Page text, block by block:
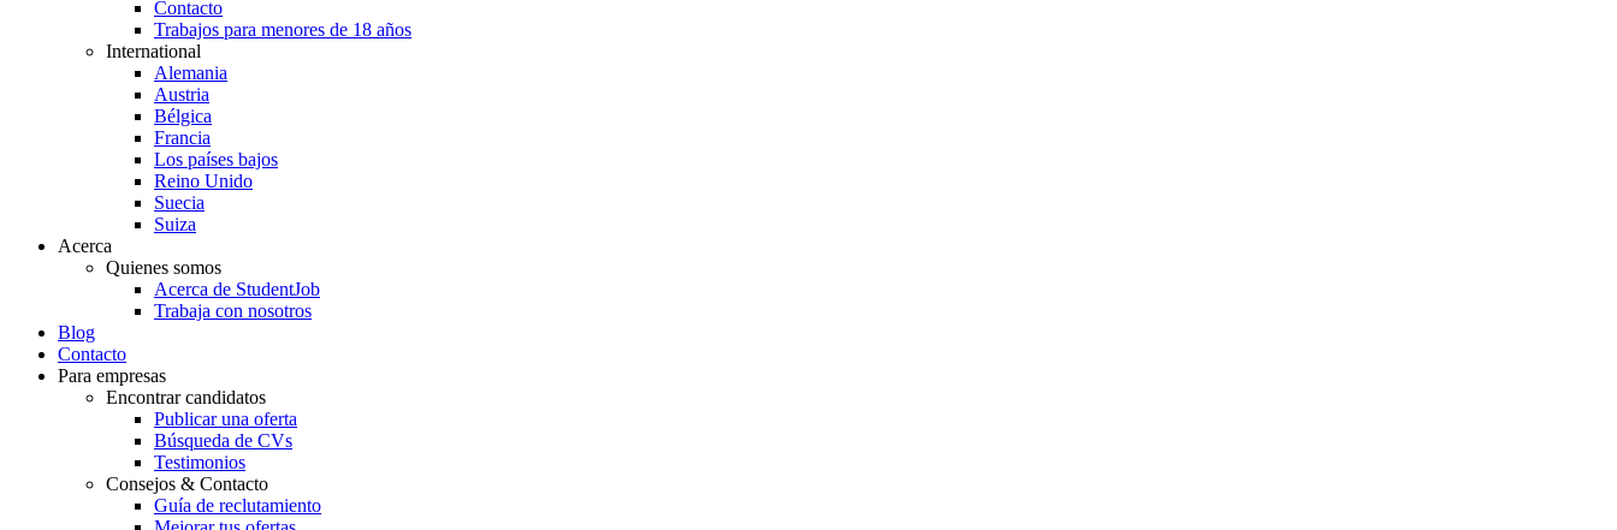
Contacto
Trabajos para menores de 18 años
International
Alemania
Austria
Bélgica
Francia
Los países bajos
Reino Unido
Suecia
Suiza
Acerca
Quienes somos
Acerca de StudentJob
Trabaja con nosotros
Blog
Contacto
Para empresas
Encontrar candidatos
Publicar una oferta
Búsqueda de CVs
Testimonios
Consejos & Contacto
Guía de reclutamiento